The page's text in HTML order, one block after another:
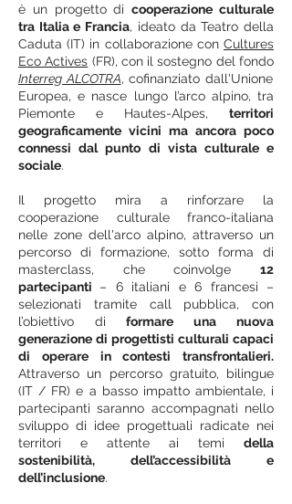
è un progetto dicooperazione culturale
tra Italia e Francia, ideato da Teatro della
Caduta (IT) in collaborazione con Cultures
Eco Actives (FR), con il sostegno del fondo
Interreg ALCOTRA, cofinanziato dall'Unione
Europea, e nasce lungo l’arco alpino, tra
Piemonte e Hautes-Alpes, territori
geograficamente vicini ma ancora poco
connessi dal punto di vista culturale e
sociale.
Il progetto mira a rinforzare la
cooperazione culturale franco-italiana
nelle zone dell'arco alpino, attraverso un
percorso di formazione, sotto forma di
masterclass, che coinvolge 12
partecipanti – 6 italiani e 6 francesi –
selezionati tramite call pubblica, con
l’obiettivo di formare una nuova
generazione di progettisti culturali capaci
di operare in contesti transfrontalieri.
Attraverso un percorso gratuito, bilingue
(IT / FR) e a basso impatto ambientale, i
partecipanti saranno accompagnati nello
sviluppo di idee progettuali radicate nei
territori e attente ai temi della
sostenibilità, dell’accessibilità e
dell’inclusione.